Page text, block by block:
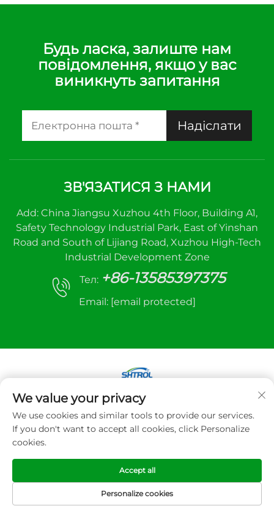
Будь ласка, залиште нам
повідомлення, якщо у вас
виникнуть запитання
Надіслати
ЗВ'ЯЗАТИСЯ З НАМИ
Add: China Jiangsu Xuzhou 4th Floor, Building A1,
Safety Technology Industrial Park, East of Yinshan
Road and South of Lijiang Road, Xuzhou High-Tech
Industrial Development Zone
Тел: +86-13585397375
Email: [email protected]
Авторське право © 2025 Xuzhou sanhe
automatic control equipment Co., LTD. Всі права
захищено
ГОЛОВНА
ТОВАРИ
ЕЛЕКТРОННА
ТЕЛ
We value your privacy
We use cookies and similar tools to provide our services.
If you don't want to accept all cookies, click Personalize
cookies.
Personalize cookies
Accept all